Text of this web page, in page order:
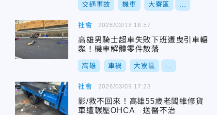
交通事故 機車 大寮區
社會
高雄男騎士超車失敗下班遭曳引車輾
斃！機車解體零件散落
高雄 車禍 大寮區
2026/03/18 18:57
社會
影/救不回來！高雄55歲老闆維修貨
車遭輾壓OHCA 送醫不治
2026/03/09 17:23